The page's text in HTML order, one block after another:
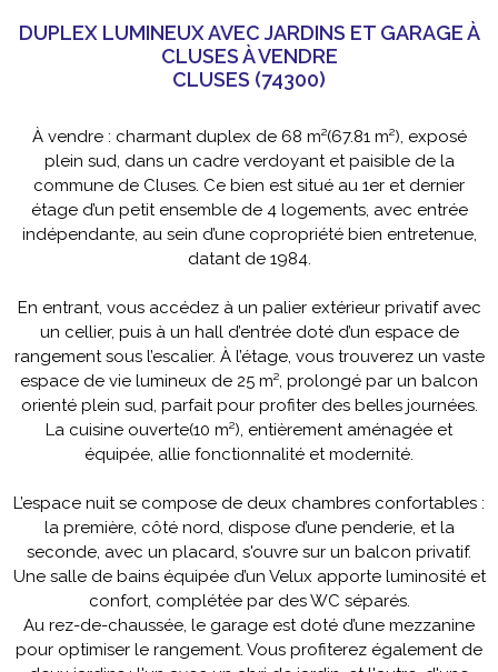
DUPLEX LUMINEUX AVEC JARDINS ET GARAGE À
CLUSES À VENDRE
CLUSES (74300)
À vendre : charmant duplex de 68 m²(67.81 m²), exposé
plein sud, dans un cadre verdoyant et paisible de la
commune de Cluses. Ce bien est situé au 1er et dernier
étage d’un petit ensemble de 4 logements, avec entrée
indépendante, au sein d’une copropriété bien entretenue,
datant de 1984.
En entrant, vous accédez à un palier extérieur privatif avec
un cellier, puis à un hall d’entrée doté d’un espace de
rangement sous l’escalier. À l’étage, vous trouverez un vaste
espace de vie lumineux de 25 m², prolongé par un balcon
orienté plein sud, parfait pour profiter des belles journées.
La cuisine ouverte(10 m²), entièrement aménagée et
équipée, allie fonctionnalité et modernité.
L’espace nuit se compose de deux chambres confortables :
la première, côté nord, dispose d’une penderie, et la
seconde, avec un placard, s'ouvre sur un balcon privatif.
Une salle de bains équipée d’un Velux apporte luminosité et
confort, complétée par des WC séparés.
Au rez-de-chaussée, le garage est doté d’une mezzanine
pour optimiser le rangement. Vous profiterez également de